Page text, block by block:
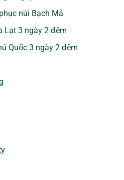
núi Bạch Mã
Lạt 3 ngày 2 đêm
Quốc 3 ngày 2 đêm